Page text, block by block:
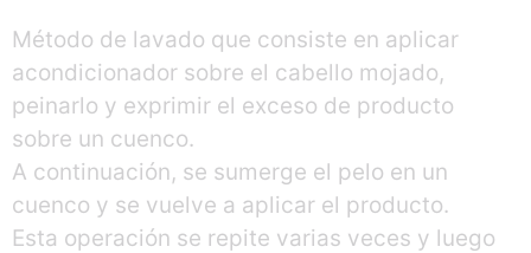
Método de lavado que consiste en aplicar
acondicionador sobre el cabello mojado,
peinarlo y exprimir el exceso de producto
sobre un cuenco.
A continuación, se sumerge el pelo en un
cuenco y se vuelve a aplicar el producto.
Esta operación se repite varias veces y luego